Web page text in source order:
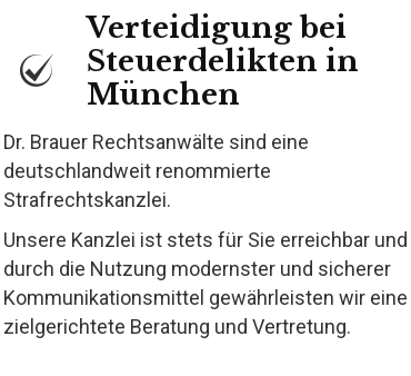
Verteidigung bei
Steuerdelikten in
München
Dr. Brauer Rechtsanwälte sind eine
deutschlandweit renommierte
Strafrechtskanzlei.
Unsere Kanzlei ist stets für Sie erreichbar und
durch die Nutzung modernster und sicherer
Kommunikationsmittel gewährleisten wir eine
zielgerichtete Beratung und Vertretung.